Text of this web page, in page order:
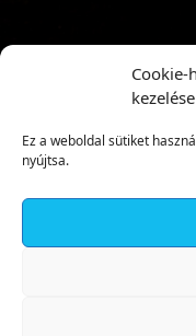
Cookie-
kezelése
Ez a weboldal sütiket
nyújtsa.